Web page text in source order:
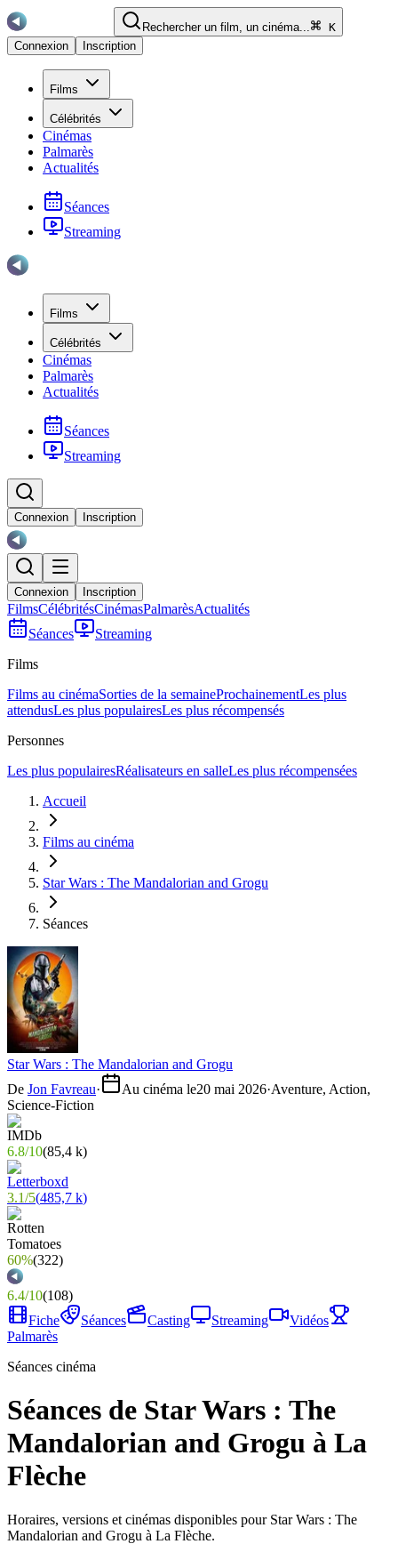
Rechercher un film, un cinéma...
K
Connexion
Inscription
Films
Célébrités
Cinémas
Palmarès
Actualités
Séances
Streaming
Films
Célébrités
Cinémas
Palmarès
Actualités
Séances
Streaming
Connexion Inscription
Connexion Inscription
FilmsCélébritésCinémasPalmarèsActualités
Séances
Streaming
Films
Films au cinémaSorties de la semaineProchainementLes plus
attendusLes plus populairesLes plus récompensés
Personnes
Les plus populairesRéalisateurs en salleLes plus récompensées
Accueil
Films au cinéma
Star Wars : The Mandalorian and Grogu
Séances
Star Wars : The Mandalorian and Grogu
De Jon Favreau· Au cinéma le20 mai 2026·Aventure, Action,
Science-Fiction
6.8/10(85,4 k)
3.1/5(485,7 k)
60%(322)
6.4/10(108)
Fiche
Séances Casting Streaming
Vidéos
Palmarès
Séances cinéma
Séances de Star Wars : The
Mandalorian and Grogu à La
Flèche
Horaires, versions et cinémas disponibles pour Star Wars : The
Mandalorian and Grogu à La Flèche.